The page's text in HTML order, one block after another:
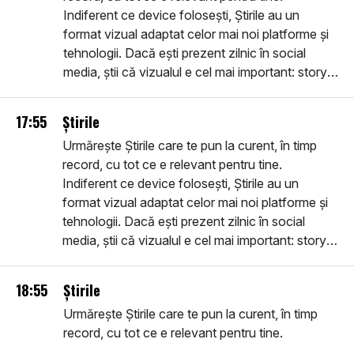
Indiferent ce device folosești, Știrile au un
format vizual adaptat celor mai noi platforme și
tehnologii. Dacă ești prezent zilnic în social
media, știi că vizualul e cel mai important: story-
utile, inteligente, ușor de urmărit. Intră în
comunitatea smart: află Știrile.
17:55 Știrile
Urmărește Știrile care te pun la curent, în timp
record, cu tot ce e relevant pentru tine.
Indiferent ce device folosești, Știrile au un
format vizual adaptat celor mai noi platforme și
tehnologii. Dacă ești prezent zilnic în social
media, știi că vizualul e cel mai important: story-
utile, inteligente, ușor de urmărit. Intră în
comunitatea smart: află Știrile.
18:55 Știrile
Urmărește Știrile care te pun la curent, în timp
record, cu tot ce e relevant pentru tine.